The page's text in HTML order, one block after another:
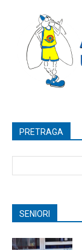
PRETRAGA
SENIORI